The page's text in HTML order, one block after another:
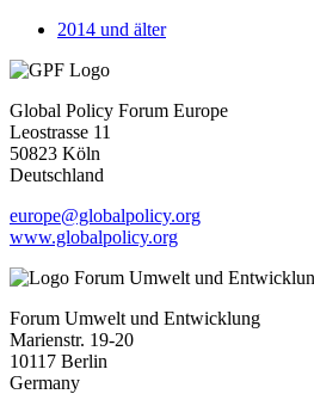
2014 und älter
Global Policy Forum Europe
Leostrasse 11
50823 Köln
Deutschland
europe@globalpolicy.org
www.globalpolicy.org
Forum Umwelt und Entwicklung
Marienstr. 19-20
10117 Berlin
Germany